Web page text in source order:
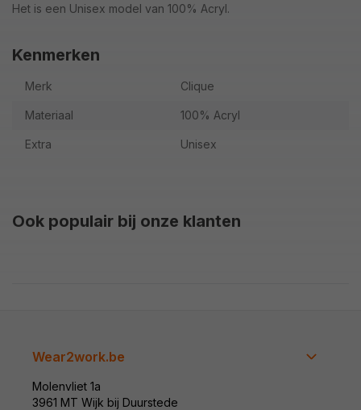
Het is een Unisex model van 100% Acryl.
Kenmerken
Merk Clique
Materiaal 100% Acryl
Extra Unisex
Ook populair bij onze klanten
Wear2work.be
Molenvliet 1a
3961 MT Wijk bij Duurstede